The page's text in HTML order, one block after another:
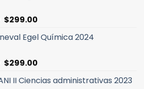
El
original
$600.00.
$299.00El
actual
$299.00.
Egel Química 2024
El
original
$299.00El
actual
II Ciencias administrativas 2023